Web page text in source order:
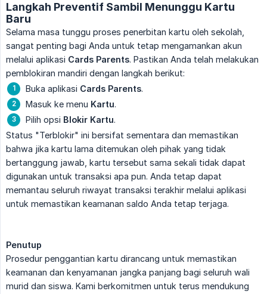
Langkah Preventif Sambil Menunggu Kartu
Baru
Selama masa tunggu proses penerbitan kartu oleh sekolah,
sangat penting bagi Anda untuk tetap mengamankan akun
melalui aplikasi Cards Parents. Pastikan Anda telah melakukan
pemblokiran mandiri dengan langkah berikut:
Buka aplikasi Cards Parents.
Masuk ke menu Kartu.
Pilih opsi Blokir Kartu.
Status "Terblokir" ini bersifat sementara dan memastikan
bahwa jika kartu lama ditemukan oleh pihak yang tidak
bertanggung jawab, kartu tersebut sama sekali tidak dapat
digunakan untuk transaksi apa pun. Anda tetap dapat
memantau seluruh riwayat transaksi terakhir melalui aplikasi
untuk memastikan keamanan saldo Anda tetap terjaga.
Penutup
Prosedur penggantian kartu dirancang untuk memastikan
keamanan dan kenyamanan jangka panjang bagi seluruh wali
murid dan siswa. Kami berkomitmen untuk terus mendukung